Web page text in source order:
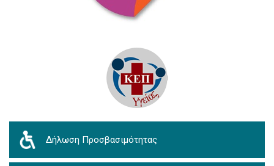
Δήλωση Προσβασιμότητας